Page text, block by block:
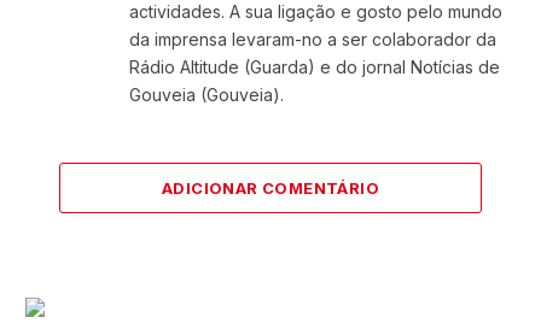
actividades. A sua ligação e gosto pelo mundo
da imprensa levaram-no a ser colaborador da
Rádio Altitude (Guarda) e do jornal Notícias de
Gouveia (Gouveia).
ADICIONAR COMENTÁRIO